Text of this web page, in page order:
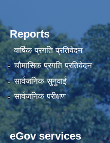
Reports
वार्षिक प्रगति प्रतिवेदन
चौमासिक प्रगति प्रतिवेदन
सार्वजनिक सुनुवाई
सार्वजनिक परीक्षण
eGov services